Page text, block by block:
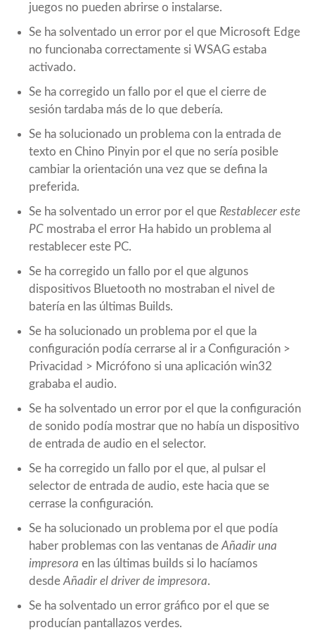
juegos no pueden abrirse o instalarse.
Se ha solventado un error por el que Microsoft Edge
no funcionaba correctamente si WSAG estaba
activado.
Se ha corregido un fallo por el que el cierre de
sesión tardaba más de lo que debería.
Se ha solucionado un problema con la entrada de
texto en Chino Pinyin por el que no sería posible
cambiar la orientación una vez que se defina la
preferida.
Se ha solventado un error por el que Restablecer este
PC mostraba el error Ha habido un problema al
restablecer este PC.
Se ha corregido un fallo por el que algunos
dispositivos Bluetooth no mostraban el nivel de
batería en las últimas Builds.
Se ha solucionado un problema por el que la
configuración podía cerrarse al ir a Configuración >
Privacidad > Micrófono si una aplicación win32
grababa el audio.
Se ha solventado un error por el que la configuración
de sonido podía mostrar que no había un dispositivo
de entrada de audio en el selector.
Se ha corregido un fallo por el que, al pulsar el
selector de entrada de audio, este hacia que se
cerrase la configuración.
Se ha solucionado un problema por el que podía
haber problemas con las ventanas de Añadir una
impresora en las últimas builds si lo hacíamos
desde Añadir el driver de impresora.
Se ha solventado un error gráfico por el que se
producían pantallazos verdes.